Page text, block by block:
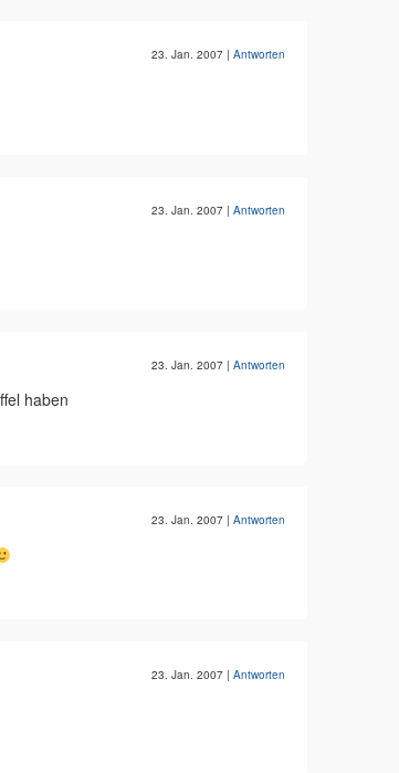
23. Jan. 2007 | Antworten
23. Jan. 2007 | Antworten
23. Jan. 2007 | Antworten
haben
23. Jan. 2007 | Antworten
23. Jan. 2007 | Antworten